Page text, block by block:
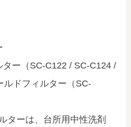
ター（SC-C122 / SC-C124 /
ルドフィルター（SC-
ターは、台所用中性洗剤